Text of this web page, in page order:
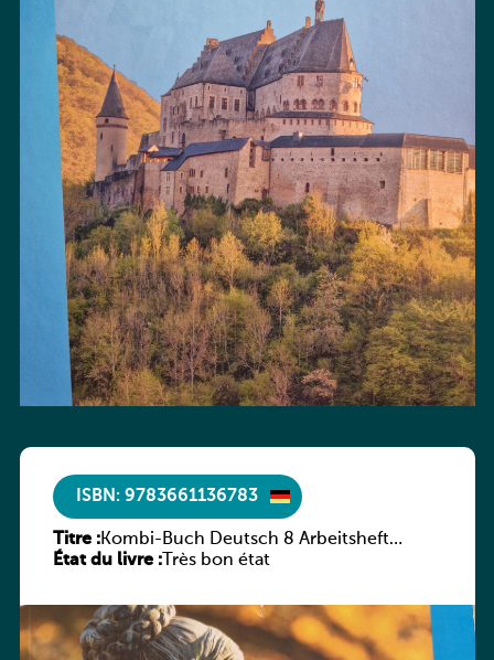
ISBN: 9783661136783
Titre :Kombi-Buch Deutsch 8 Arbeitsheft
(Neue Ausgabe Luxemburg)
État du livre :Très bon état